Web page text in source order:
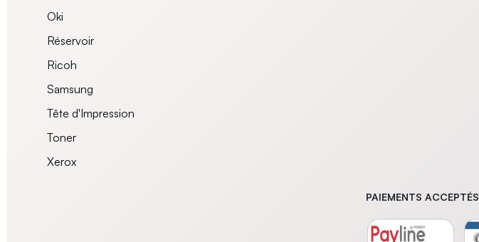
Oki
Réservoir
Ricoh
Samsung
Tête d'Impression
Toner
Xerox
PAIEMENTS ACCEPTÉS